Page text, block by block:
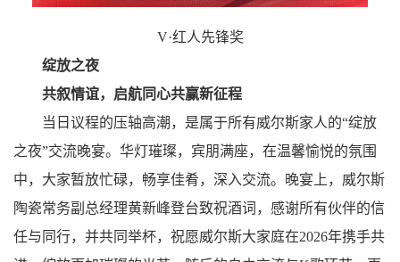
V·红人先锋奖
绽放之夜
共叙情谊，启航同心共赢新征程
当日议程的压轴高潮，是属于所有威尔斯家人的“绽放
之夜”交流晚宴。华灯璀璨，宾朋满座，在温馨愉悦的氛围
中，大家暂放忙碌，畅享佳肴，深入交流。晚宴上，威尔斯
陶瓷常务副总经理黄新峰登台致祝酒词，感谢所有伙伴的信
任与同行，并共同举杯，祝愿威尔斯大家庭在2026年携手共